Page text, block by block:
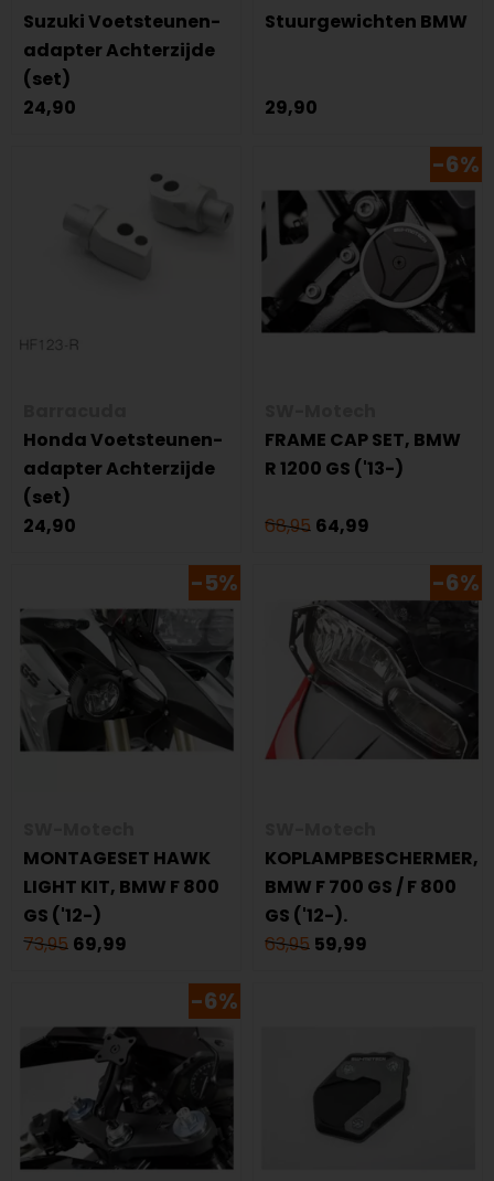
Suzuki Voetsteunen-
adapter Achterzijde
(set)
24,90
Stuurgewichten BMW
29,90
Honda Voetsteunen-
adapter Achterzijde
(set)
24,90
-6%
FRAME CAP SET, BMW
R 1200 GS ('13-)
68,95 64,99
-5%
MONTAGESET HAWK
LIGHT KIT, BMW F 800
GS ('12-)
73,95 69,99
-6%
KOPLAMPBESCHERMER,
BMW F 700 GS / F 800
GS ('12-).
63,95 59,99
-6%